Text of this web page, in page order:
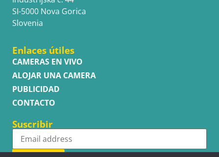
SI-5000 Nova Gorica
Slovenia
Enlaces útiles
CAMERAS EN VIVO
ALOJAR UNA CAMERA
PUBLICIDAD
CONTACTO
Suscribir